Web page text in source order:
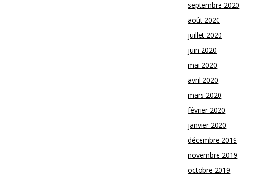
septembre 2020
août 2020
juillet 2020
juin 2020
mai 2020
avril 2020
mars 2020
février 2020
janvier 2020
décembre 2019
novembre 2019
octobre 2019